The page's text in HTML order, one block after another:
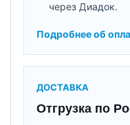
через Диадок.
Подробнее об
ДОСТАВКА
Отгрузка по